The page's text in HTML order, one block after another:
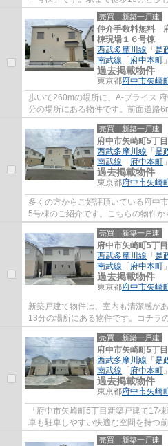
る室内が新築戸建ての特徴です。車
売買｜新築一戸建
仲介手数料無料
棟現場１６号棟
西武多摩川線 「 是
南武線 「 府中本町
過去掲載物件
東京都府中市矢崎
歩いて260mの場所に、A-プライス
分の場所にある物件です。前面道路
入れもラクラクです。一生に一度の
売買｜新築一戸建
府中市矢崎町5丁
西武多摩川線 「 是
南武線 「 府中本町
過去掲載物件
東京都府中市矢崎
多くの方からご好評頂いている府中
5号棟のご紹介です。こちらの物件
場店」があります。駅から少し離れ
売買｜新築一戸建
府中市矢崎町5丁
西武多摩川線 「 是
南武線 「 府中本町
過去掲載物件
東京都府中市矢崎
新築戸建て物件は、室内も清潔感が
13分の場所にある物件です。コチラ
という仕様も付いてきます。府中市
売買｜新築一戸建
府中市矢崎町5丁
西武多摩川線 「 是
南武線 「 府中本町
過去掲載物件
東京都府中市矢崎
「府中市矢崎町5丁目新築戸建て17
車も駐車しやすい快適な空間を持つ
の物件は、室内のレイアウトも自分
売買｜新築一戸建